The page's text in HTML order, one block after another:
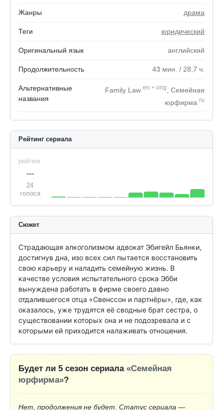
Жанры драма
Теги юридический
Оригинальный язык английский
Продолжительность 43 мин. / 28,7 ч.
Альтернативные
названия
Family Law en + orig
, Семейная
юрфирма ru
Рейтинг сериала
рейтинг
---
24
голоса
Сюжет
Страдающая алкоголизмом адвокат Эбигейл Бьянки,
достигнув дна, изо всех сил пытается восстановить
свою карьеру и наладить семейную жизнь. В
качестве условия испытательного срока Эбби
вынуждена работать в фирме своего давно
отдалившегося отца «Свенссон и партнёры», где, как
оказалось, уже трудятся её сводные брат сестра, о
существовании которых она и не подозревала и с
которыми ей приходится налаживать отношения.
Будет ли 5 сезон сериала «Семейная
юрфирма»?
Нет, продолжения не будет. Статус сериала —